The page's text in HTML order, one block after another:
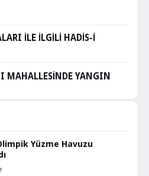
İLE İLGİLİ HADİS-İ
MAHALLESİNDE YANGIN
Yüzme Havuzu